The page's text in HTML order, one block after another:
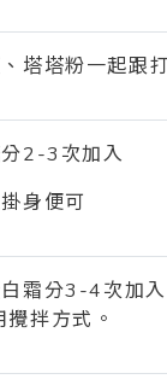
塔塔粉一起跟
2-3 次加入
身便可
霜分3-4次加
攪拌方式。